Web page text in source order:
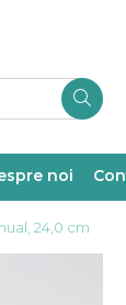
noi
24,0 cm